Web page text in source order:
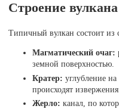
Строение вулкана
Типичный вулкан состоит из
Магматический очаг:
земной поверхностью.
Кратер: углубление
происходят извержения.
Жерло: канал, по